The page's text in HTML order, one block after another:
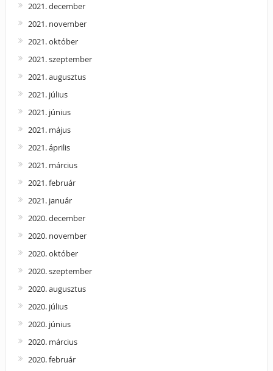
2021. december
2021. november
2021. október
2021. szeptember
2021. augusztus
2021. július
2021. június
2021. május
2021. április
2021. március
2021. február
2021. január
2020. december
2020. november
2020. október
2020. szeptember
2020. augusztus
2020. július
2020. június
2020. március
2020. február